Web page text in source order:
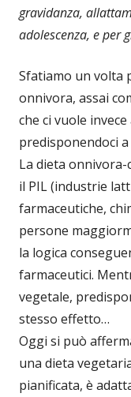
gravidanza,
adolescenza, e per
Sfatiamo un volta
onnivora, assai
che ci vuole
predisponendoci
La dieta
il PIL (industrie
farmaceutiche,
persone
la logica
farmaceutici.
vegetale,
stesso effetto…
Oggi si può
una dieta
pianificata, è